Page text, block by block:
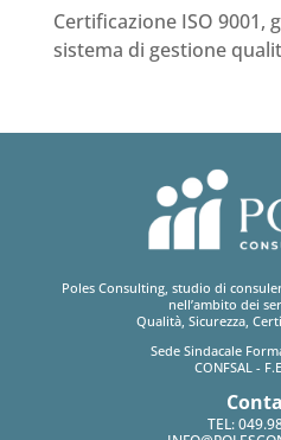
Certificazione ISO 9001,
sistema di gestione
Poles Consulting, studio di
nell’ambito dei
Qualità, Sicurezza,
Sede Sindacale
CONFSAL -
TEL: